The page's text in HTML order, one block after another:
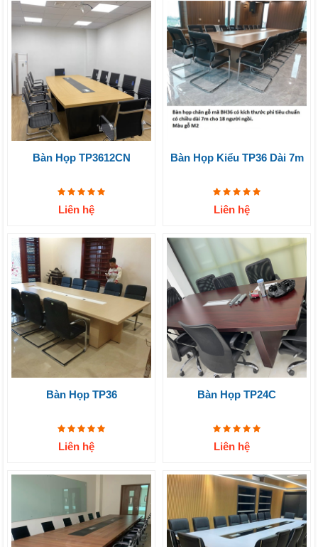
Bàn Họp TP3612CN
Liên hệ
Bàn Họp Kiểu TP36 Dài 7m
Liên hệ
Bàn Họp TP36
Liên hệ
Bàn Họp TP24C
Liên hệ